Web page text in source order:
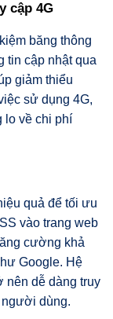
cập 4G
băng thông
tin cập nhật qua
giảm thiểu
sử dụng 4G,
lo về chi phí
quả để tối ưu
vào trang web
cường khả
Google. Hệ
nên dễ dàng truy
dùng.